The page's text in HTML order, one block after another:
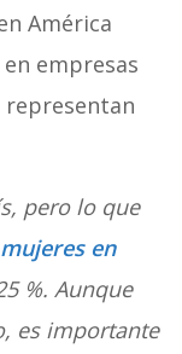
América
empresas
representan
pero lo que
mujeres en
%. Aunque
es importante